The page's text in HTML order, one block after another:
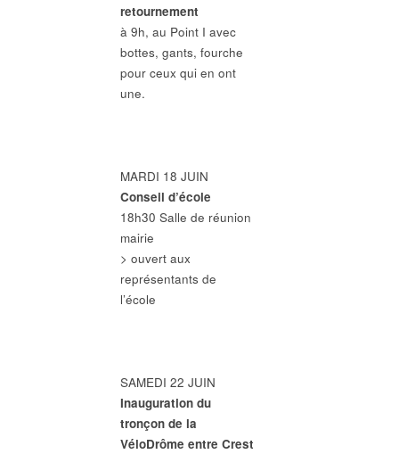
retournement
à 9h, au Point I avec
bottes, gants, fourche
pour ceux qui en ont
une.
MARDI 18 JUIN
Conseil d’école
18h30 Salle de réunion
mairie
> ouvert aux
représentants de
l’école
SAMEDI 22 JUIN
Inauguration du
tronçon de la
VéloDrôme entre Crest